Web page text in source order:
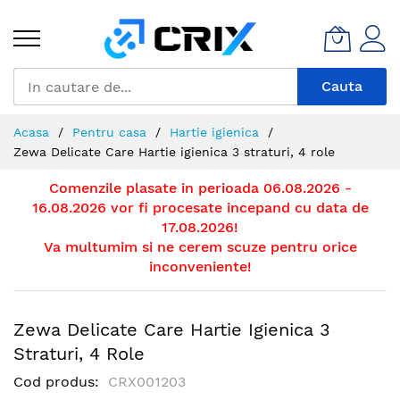
Continut
Cauta
Acasa Pentru casa
Hartie igienica
Zewa Delicate Care Hartie igienica 3 straturi, 4 role
Comenzile plasate in perioada 06.08.2026 -
16.08.2026 vor fi procesate incepand cu data de
17.08.2026!
Va multumim si ne cerem scuze pentru orice
inconveniente!
Zewa Delicate Care Hartie Igienica 3
Straturi, 4 Role
Cod produs CRX001203